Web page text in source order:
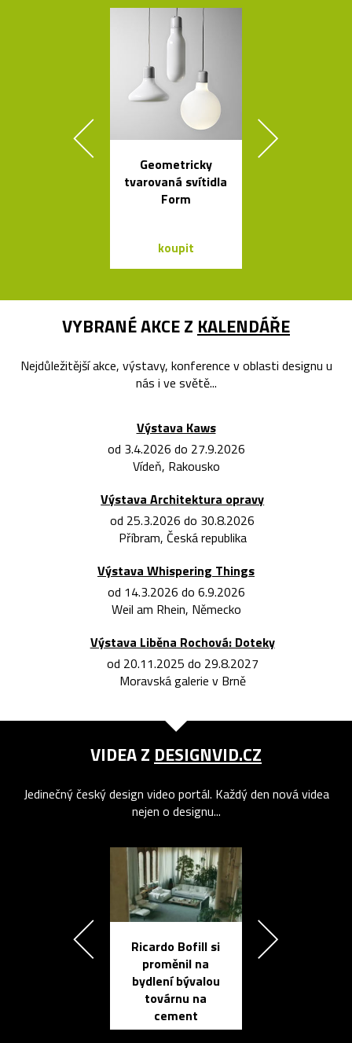
Geometricky
tvarovaná svítidla
Form
koupit
VYBRANÉ AKCE Z KALENDÁŘE
Nejdůležitější akce, výstavy, konference v oblasti designu u
nás i ve světě...
Výstava Kaws
od 3.4.2026 do 27.9.2026
Vídeň, Rakousko
Výstava Architektura opravy
od 25.3.2026 do 30.8.2026
Příbram, Česká republika
Výstava Whispering Things
od 14.3.2026 do 6.9.2026
Weil am Rhein, Německo
Výstava Liběna Rochová: Doteky
od 20.11.2025 do 29.8.2027
Moravská galerie v Brně
VIDEA Z DESIGNVID.CZ
Jedinečný český design video portál. Každý den nová videa
nejen o designu...
Ricardo Bofill si
proměnil na
bydlení bývalou
továrnu na
cement